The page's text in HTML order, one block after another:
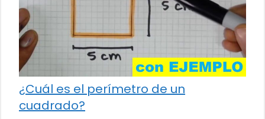
¿Cuál es el perímetro de un
cuadrado?